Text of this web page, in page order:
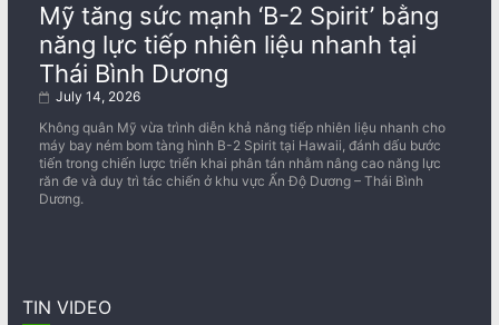
Mỹ tăng sức mạnh ‘B-2 Spirit’ bằng
năng lực tiếp nhiên liệu nhanh tại
Thái Bình Dương
July 14, 2026
Không quân Mỹ vừa trình diễn khả năng tiếp nhiên liệu nhanh cho
máy bay ném bom tàng hình B-2 Spirit tại Hawaii, đánh dấu bước
tiến trong chiến lược triển khai phân tán nhằm nâng cao năng lực
răn đe và duy trì tác chiến ở khu vực Ấn Độ Dương – Thái Bình
Dương.
TIN VIDEO